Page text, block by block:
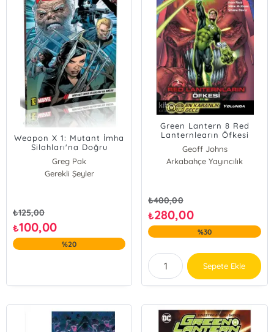
Weapon X 1: Mutant İmha
Silahları'na Doğru
Greg Pak
Gerekli Şeyler
₺125,00
₺100,00
%20
Green Lantern 8 Red
Lanternlearın Öfkesi
Geoff Johns
Arkabahçe Yayıncılık
₺400,00
₺280,00
%30
Sepete Ekle